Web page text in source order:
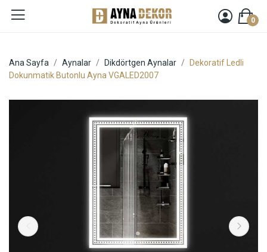
0
Ana Sayfa Aynalar Dikdörtgen Aynalar
Dekoratif Ledli
Dokunmatik Butonlu Ayna VGALED2007